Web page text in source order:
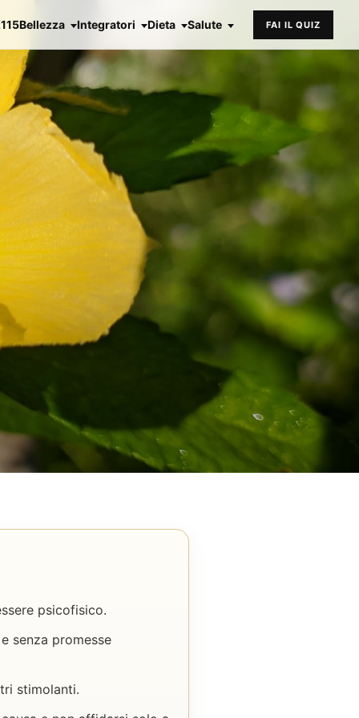
Bellezza Integratori Dieta Salute FAI IL QUIZ
psicofisico.
senza promesse
stimolanti.